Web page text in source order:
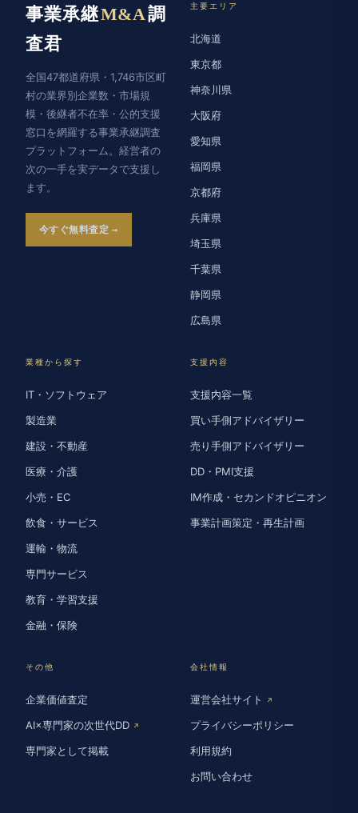
事業承継M&A調
査君
全国47都道府県・1,746市区町
村の業界別企業数・市場規
模・後継者不在率・公的支援
窓口を網羅する事業承継調査
プラットフォーム。経営者の
次の一手を実データで支援し
ます。
今すぐ無料査定
主要エリア
北海道
東京都
神奈川県
大阪府
愛知県
福岡県
京都府
兵庫県
埼玉県
千葉県
静岡県
広島県
業種から探す
IT・ソフトウェア
製造業
建設・不動産
医療・介護
小売・EC
飲食・サービス
運輸・物流
専門サービス
教育・学習支援
金融・保険
支援内容
支援内容一覧
買い手側アドバイザリー
売り手側アドバイザリー
DD・PMI支援
IM作成・セカンドオピニオン
事業計画策定・再生計画
その他
企業価値査定
AI×専門家の次世代DD ↗
専門家として掲載
会社情報
運営会社サイト ↗
プライバシーポリシー
利用規約
お問い合わせ